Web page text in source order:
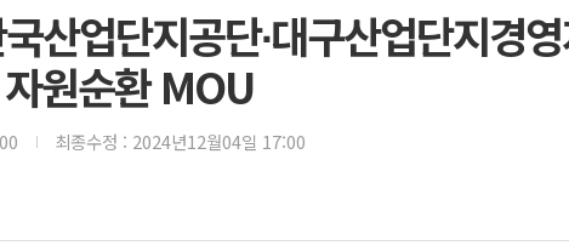
딥시
CJ프
초
구
정
장동
산업단지공단∙대구산업단지경
원순환 MOU
최종수정 : 2024년12월04일 17:00